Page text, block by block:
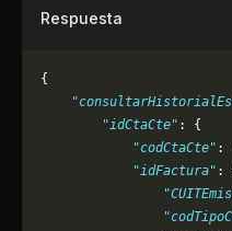
Respuesta
{
        "idCtaCte"
: {
            "codCtaCte"
:
            "idFactura"
: